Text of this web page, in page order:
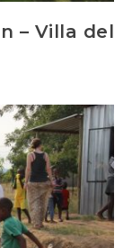
– Villa del